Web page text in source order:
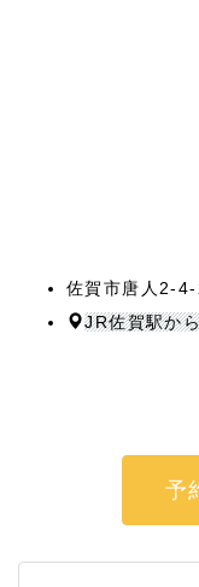
佐賀市唐人2-
JR佐賀駅か
予